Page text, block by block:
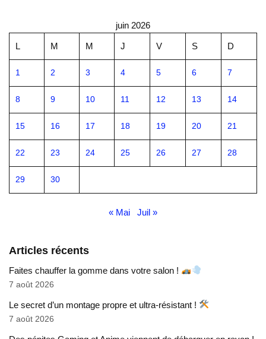
juin 2026
L M M J V S D
1 2 3 4 5 6 7
8 9 10 11 12 13 14
15 16 17 18 19 20 21
22 23 24 25 26 27 28
29 30
« Mai Juil »
Articles récents
Faites chauffer la gomme dans votre salon !
7 août 2026
Le secret d’un montage propre et ultra-résistant !
7 août 2026